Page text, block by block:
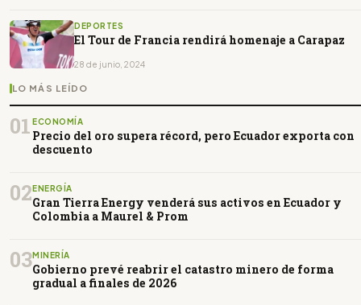
DEPORTES
El Tour de Francia rendirá homenaje a Carapaz
28 de junio, 2024
LO MÁS LEÍDO
01 ECONOMÍA
Precio del oro supera récord, pero Ecuador exporta con
descuento
02ENERGÍA
Gran Tierra Energy venderá sus activos en Ecuador y
Colombia a Maurel & Prom
03MINERÍA
Gobierno prevé reabrir el catastro minero de forma
gradual a finales de 2026